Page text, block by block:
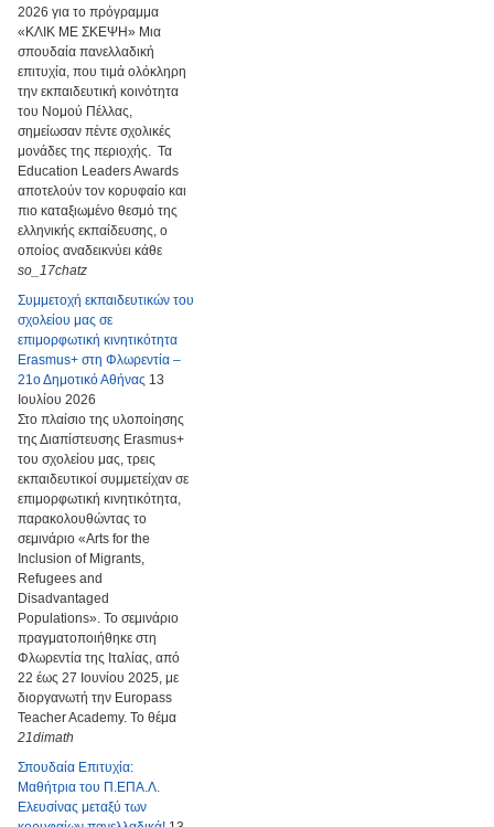
2026 για το πρόγραμμα
«ΚΛΙΚ ΜΕ ΣΚΕΨΗ» Μια
σπουδαία πανελλαδική
επιτυχία, που τιμά ολόκληρη
την εκπαιδευτική κοινότητα
του Νομού Πέλλας,
σημείωσαν πέντε σχολικές
μονάδες της περιοχής. Τα
Education Leaders Awards
αποτελούν τον κορυφαίο και
πιο καταξιωμένο θεσμό της
ελληνικής εκπαίδευσης, ο
οποίος αναδεικνύει κάθε
so_17chatz
Συμμετοχή εκπαιδευτικών του
σχολείου μας σε
επιμορφωτική κινητικότητα
Erasmus+ στη Φλωρεντία –
21ο Δημοτικό Αθήνας 13
Ιουλίου 2026
Στο πλαίσιο της υλοποίησης
της Διαπίστευσης Erasmus+
του σχολείου μας, τρεις
εκπαιδευτικοί συμμετείχαν σε
επιμορφωτική κινητικότητα,
παρακολουθώντας το
σεμινάριο «Arts for the
Inclusion of Migrants,
Refugees and
Disadvantaged
Populations». Το σεμινάριο
πραγματοποιήθηκε στη
Φλωρεντία της Ιταλίας, από
22 έως 27 Ιουνίου 2025, με
διοργανωτή την Europass
Teacher Academy. Το θέμα
21dimath
Σπουδαία Επιτυχία:
Μαθήτρια του Π.ΕΠΑ.Λ.
Ελευσίνας μεταξύ των